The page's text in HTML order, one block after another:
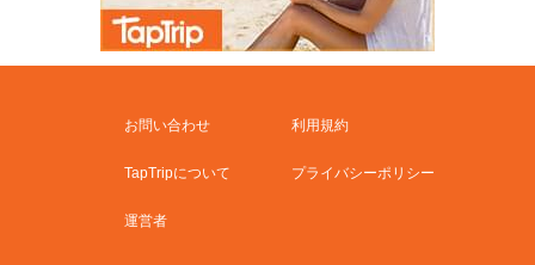
お問い合わせ 利用規約
TapTripについて プライバシーポリシー
運営者